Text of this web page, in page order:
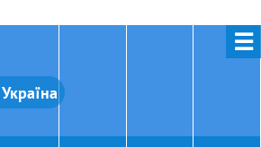
☰
Україна